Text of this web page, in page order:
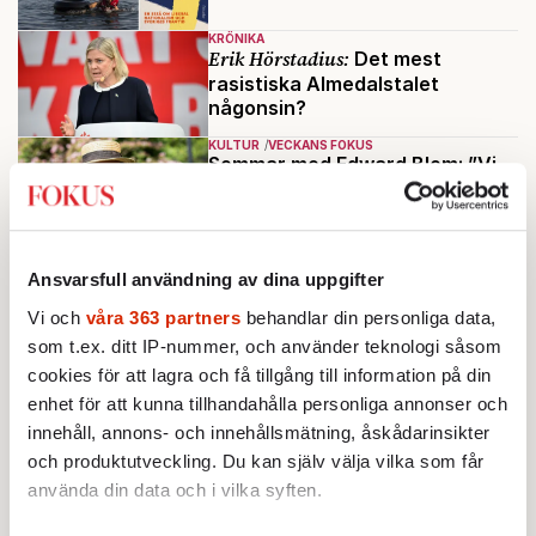
Ansvarsfull användning av dina uppgifter
Vi och våra 363 partners behandlar din personliga data,
som t.ex. ditt IP-nummer, och använder teknologi såsom
cookies för att lagra och få tillgång till information på din
enhet för att kunna tillhandahålla personliga annonser och
innehåll, annons- och innehållsmätning, åskådarinsikter
och produktutveckling. Du kan själv välja vilka som får
använda din data och i vilka syften.
KRÖNIKA
Erik Hörstadius: Det mest
rasistiska Almedalstalet
någonsin?
KULTUR VECKANS FOKUS
Sommar med Edward Blom: ”Vi
är i Sverige och då är det
svenska traditioner som gäller”
Av: Henrik Sjögren
”Patrioter behöver inte vara
dumma i huvudet”
Av: Jesper Högström
KRÖNIKA
Erik Fichtelius: Putin, Putilov och EU-valet
Ladda fler
Mest lästa